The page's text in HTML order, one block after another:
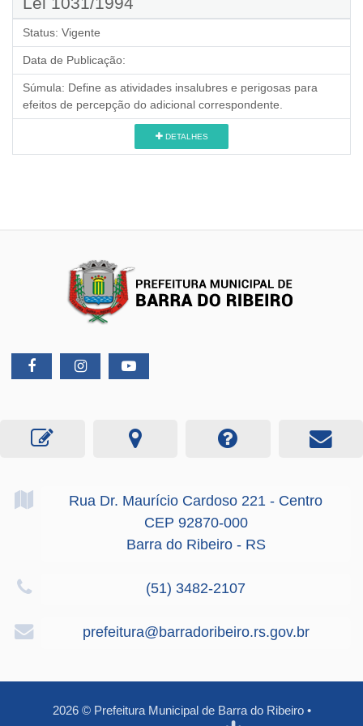
Status: Vigente
Data de Publicação:
Súmula: Define as atividades insalubres e perigosas para
efeitos de percepção do adicional correspondente.
DETALHES
Rua Dr. Maurício Cardoso 221 - Centro
CEP 92870-000
Barra do Ribeiro - RS
(51) 3482-2107
prefeitura@barradoribeiro.rs.gov.br
2026 © Prefeitura Municipal de Barra do Ribeiro •